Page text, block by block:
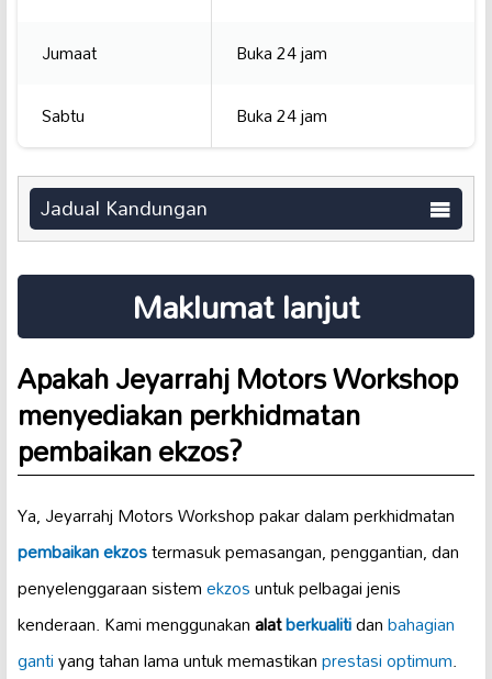
Jumaat
Buka 24 jam
Sabtu
Buka 24 jam
Jadual Kandungan
Maklumat lanjut
Apakah Jeyarrahj Motors Workshop
menyediakan perkhidmatan
pembaikan ekzos?
Ya, Jeyarrahj Motors Workshop pakar dalam perkhidmatan
pembaikan ekzostermasuk pemasangan, penggantian, dan
penyelenggaraan sistemekzosuntuk pelbagai jenis
kenderaan. Kami menggunakanalatberkualitidanbahagian
gantiyang tahan lama untuk memastikanprestasi optimum.